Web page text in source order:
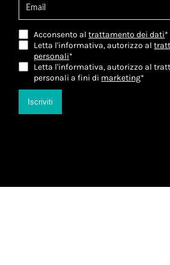
Acconsento altrattamento dei dati*
Letta l'informativa, autorizzo al
personali*
Letta l'informativa, autorizzo al
personali a fini di marketing*
Iscriviti